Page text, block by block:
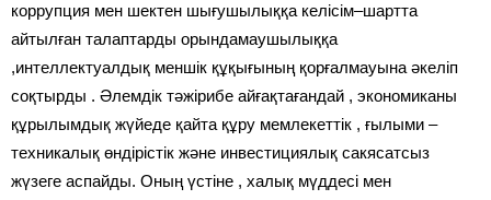
коррупция мен шектен шығушылыққа келісім–шартта
айтылған талаптарды орындамаушылыққа
,интеллектуалдық меншік құқығының қорғалмауына әкеліп
соқтырды . Әлемдік тәжірибе айғақтағандай , экономиканы
құрылымдық жүйеде қайта құру мемлекеттік , ғылыми –
техникалық өндірістік және инвестициялық сакясатсыз
жүзеге аспайды. Оның үстіне , халық мүддесі мен